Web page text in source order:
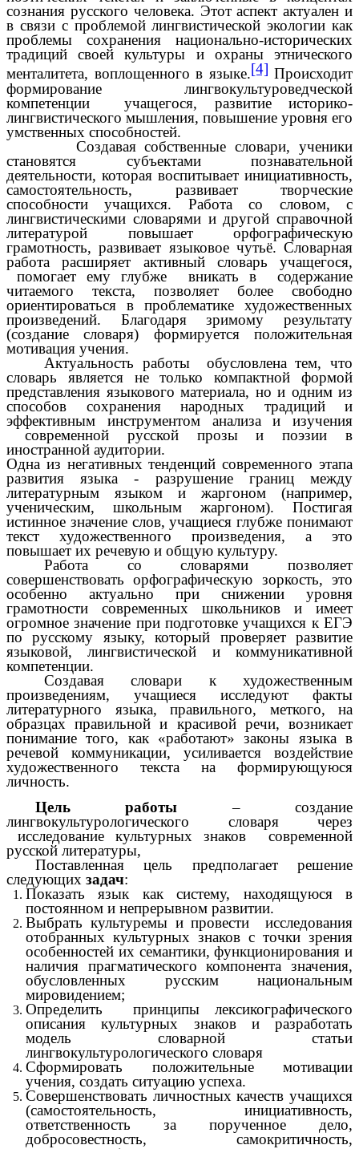
сознания русского человека. Этот аспект актуален и
в связи с проблемой лингвистической экологии как
проблемы сохранения национально-исторических
традиций своей культуры и охраны этнического
менталитета, воплощенного в языке.[4] Происходит
формирование лингвокультуроведческой
компетенции учащегося, развитие историко-
лингвистического мышления, повышение уровня его
умственных способностей.
Создавая собственные словари, ученики
становятся субъектами познавательной
деятельности, которая воспитывает инициативность,
самостоятельность, развивает творческие
способности учащихся. Работа со словом, с
лингвистическими словарями и другой справочной
литературой повышает орфографическую
грамотность, развивает языковое чутьё. Словарная
работа расширяет активный словарь учащегося,
помогает ему глубже вникать в содержание
читаемого текста, позволяет более свободно
ориентироваться в проблематике художественных
произведений. Благодаря зримому результату
(создание словаря) формируется положительная
мотивация учения.
Актуальность работы обусловлена тем, что
словарь является не только компактной формой
представления языкового материала, но и одним из
способов сохранения народных традиций и
эффективным инструментом анализа и изучения
современной русской прозы и поэзии в
иностранной аудитории.
Одна из негативных тенденций современного этапа
развития языка - разрушение границ между
литературным языком и жаргоном (например,
ученическим, школьным жаргоном). Постигая
истинное значение слов, учащиеся глубже понимают
текст художественного произведения, а это
повышает их речевую и общую культуру.
Работа со словарями позволяет
совершенствовать орфографическую зоркость, это
особенно актуально при снижении уровня
грамотности современных школьников и имеет
огромное значение при подготовке учащихся к ЕГЭ
по русскому языку, который проверяет развитие
языковой, лингвистической и коммуникативной
компетенции.
Создавая словари к художественным
произведениям, учащиеся исследуют факты
литературного языка, правильного, меткого, на
образцах правильной и красивой речи, возникает
понимание того, как «работают» законы языка в
речевой коммуникации, усиливается воздействие
художественного текста на формирующуюся
личность.
Цель работы – создание
лингвокультурологического словаря через
исследование культурных знаков современной
русской литературы,
Поставленная цель предполагает решение
следующих задач:
Показать язык как систему, находящуюся в
постоянном и непрерывном развитии.
Выбрать культуремы и провести исследования
отобранных культурных знаков с точки зрения
особенностей их семантики, функционирования и
наличия прагматического компонента значения,
обусловленных русским национальным
мировидением;
Определить принципы лексикографического
описания культурных знаков и разработать
модель словарной статьи
лингвокультурологического словаря
Сформировать положительные мотивации
учения, создать ситуацию успеха.
Совершенствовать личностных качеств учащихся
(самостоятельность, инициативность,
ответственность за порученное дело,
добросовестность, самокритичность,